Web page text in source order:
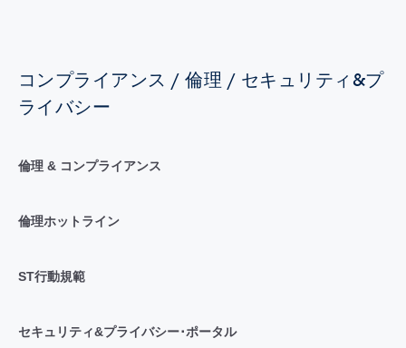
コンプライアンス / 倫理 / セキュリティ&プ
ライバシー
倫理 & コンプライアンス
倫理ホットライン
ST行動規範
セキュリティ&プライバシー･ポータル